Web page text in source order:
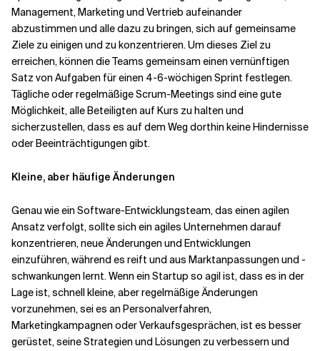
Management, Marketing und Vertrieb aufeinander
abzustimmen und alle dazu zu bringen, sich auf gemeinsame
Ziele zu einigen und zu konzentrieren. Um dieses Ziel zu
erreichen, können die Teams gemeinsam einen vernünftigen
Satz von Aufgaben für einen 4-6-wöchigen Sprint festlegen.
Tägliche oder regelmäßige Scrum-Meetings sind eine gute
Möglichkeit, alle Beteiligten auf Kurs zu halten und
sicherzustellen, dass es auf dem Weg dorthin keine Hindernisse
oder Beeinträchtigungen gibt.
Kleine, aber häufige Änderungen
Genau wie ein Software-Entwicklungsteam, das einen agilen
Ansatz verfolgt, sollte sich ein agiles Unternehmen darauf
konzentrieren, neue Änderungen und Entwicklungen
einzuführen, während es reift und aus Marktanpassungen und -
schwankungen lernt. Wenn ein Startup so agil ist, dass es in der
Lage ist, schnell kleine, aber regelmäßige Änderungen
vorzunehmen, sei es an Personalverfahren,
Marketingkampagnen oder Verkaufsgesprächen, ist es besser
gerüstet, seine Strategien und Lösungen zu verbessern und